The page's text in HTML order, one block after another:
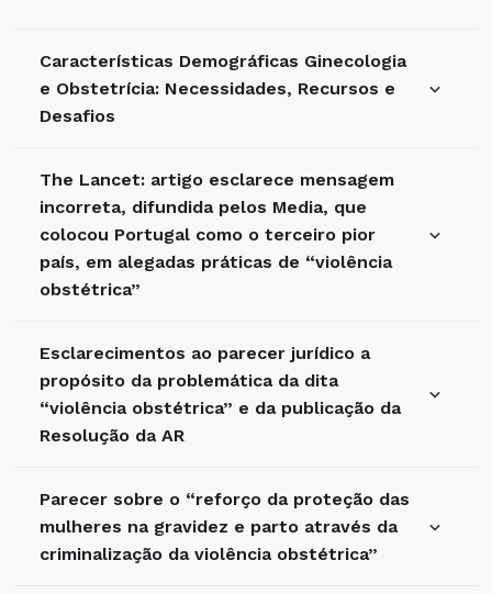
Características Demográficas Ginecologia
e Obstetrícia: Necessidades, Recursos e
Desafios
The Lancet: artigo esclarece mensagem
incorreta, difundida pelos Media, que
colocou Portugal como o terceiro pior
país, em alegadas práticas de “violência
obstétrica”
Esclarecimentos ao parecer jurídico a
propósito da problemática da dita
“violência obstétrica” e da publicação da
Resolução da AR
Parecer sobre o “reforço da proteção das
mulheres na gravidez e parto através da
criminalização da violência obstétrica”